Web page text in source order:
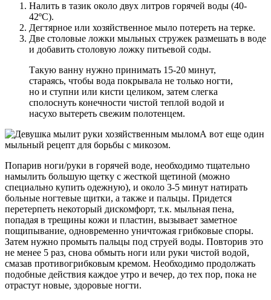
Налить в тазик около двух литров горячей воды (40-
42ºС).
Дегтярное или хозяйственное мыло потереть на терке.
Две столовые ложки мыльных стружек размешать в воде
и добавить столовую ложку питьевой соды.
Такую ванну нужно принимать 15-20 минут,
стараясь, чтобы вода покрывала не только ногти,
но и ступни или кисти целиком, затем слегка
сполоснуть конечности чистой теплой водой и
насухо вытереть свежим полотенцем.
А вот еще один
мыльный рецепт для борьбы с микозом.
Попарив ноги/руки в горячей воде, необходимо тщательно
намылить большую щетку с жесткой щетиной (можно
специально купить одежную), и около 3-5 минут натирать
больные ногтевые щитки, а также и пальцы. Придется
перетерпеть некоторый дискомфорт, т.к. мыльная пена,
попадая в трещины кожи и пластин, вызывает заметное
пощипывание, одновременно уничтожая грибковые споры.
Затем нужно промыть пальцы под струей воды. Повторив это
не менее 5 раз, снова обмыть ноги или руки чистой водой,
смазав противогрибковым кремом. Необходимо продолжать
подобные действия каждое утро и вечер, до тех пор, пока не
отрастут новые, здоровые ногти.